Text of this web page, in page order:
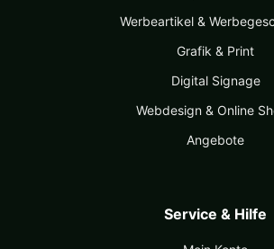
Werbeartikel &
Grafik & Print
Digital Signage
Webdesign & Online
Angebote
Service & Hilfe